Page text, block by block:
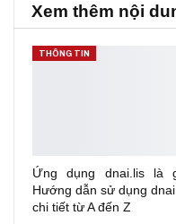
Xem thêm nội
THÔNG TIN
Ứng dụng dnai.lis là
Hướng dẫn sử dụng
chi tiết từ A đến Z